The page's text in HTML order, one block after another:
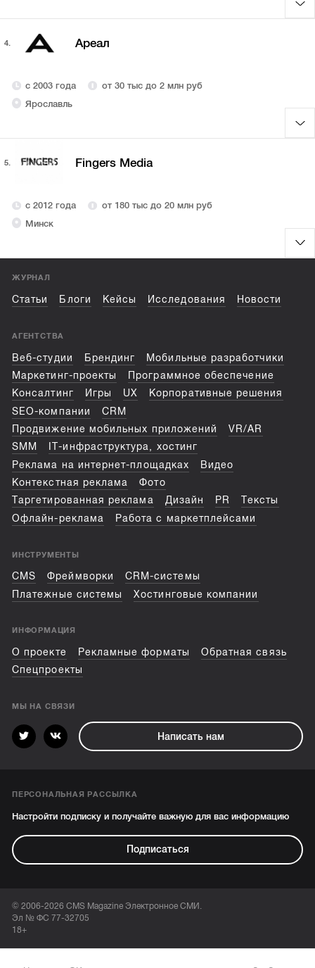
4. Ареал
с 2003 года
от 30 тыс до 2 млн руб
Ярославль
5. Fingers Media
с 2012 года
от 180 тыс до 20 млн руб
Минск
ЖУРНАЛ
Статьи Блоги Кейсы Исследования Новости
АГЕНТСТВА
Веб-студии Брендинг
Мобильные разработчики
Маркетинг-проекты
Программное обеспечение
Консалтинг
Игры UX
Корпоративные решения
SEO-компании
CRM
Продвижение мобильных приложений
VR/AR
SMM
IT-инфраструктура, хостинг
Реклама на интернет-площадках
Видео
Контекстная реклама
Фото
Таргетированная реклама
Дизайн PR
Тексты
Офлайн-реклама
Работа с маркетплейсами
ИНСТРУМЕНТЫ
CMS Фреймворки
CRM-системы
Платежные системы
Хостинговые компании
ИНФОРМАЦИЯ
О проекте Рекламные форматы
Обратная связь
Спецпроекты
МЫ НА СВЯЗИ
Написать нам
ПЕРСОНАЛЬНАЯ РАССЫЛКА
Настройти подписку и получайте важную для вас информацию
Подписаться
© 2006-2026 CMS Magazine Электронное СМИ.
Эл № ФС 77-32705
18+